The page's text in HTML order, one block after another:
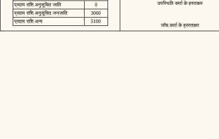
प्रदाय राशि अनुसूचित जाति
0
प्रदाय राशि अनुसूचित जनजाति
3060
प्रदाय राशि अन्य
5100
उपस्थिति कर्ता के हस्ताक्षर
जॉच कर्ता के ह्रस्ताक्षर